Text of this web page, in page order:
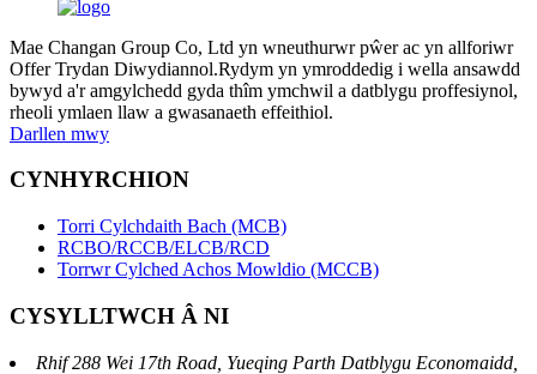
Mae Changan Group Co, Ltd yn wneuthurwr pŵer ac yn allforiwr
Offer Trydan Diwydiannol.Rydym yn ymroddedig i wella ansawdd
bywyd a'r amgylchedd gyda thîm ymchwil a datblygu proffesiynol,
rheoli ymlaen llaw a gwasanaeth effeithiol.
Darllen mwy
CYNHYRCHION
Torri Cylchdaith Bach (MCB)
RCBO/RCCB/ELCB/RCD
Torrwr Cylched Achos Mowldio (MCCB)
CYSYLLTWCH Â NI
Rhif 288 Wei 17th Road, Yueqing Parth Datblygu Economaidd,